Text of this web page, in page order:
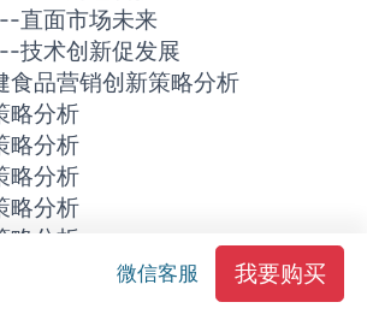
直面市场未来
技术创新促发展
食品营销创新策略分析
略分析
略分析
略分析
略分析
略分析
分析
略分析
微信客服 我要购买